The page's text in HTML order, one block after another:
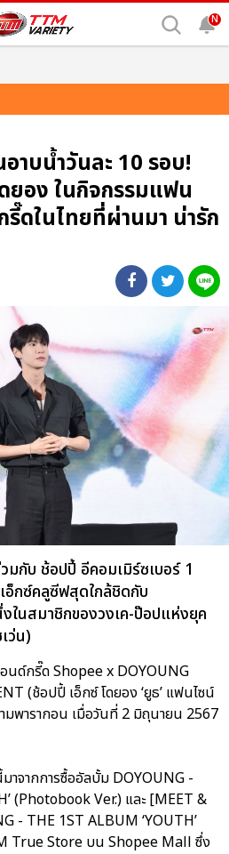
N
าบน้ำวันละ 10 รอบ!
ยอง ในกิจกรรมแฟน
ดในไทยที่ผ่านมา น่ารัก
มกับ ช้อปปี้ อีคอมเมิร์ซเบอร์ 1
อ็กซ์คลูซีฟสุดใกล้ชิดกับ
ในสมาชิกของวงเค-ป๊อปแห่งยุค
ว่น)
นด์กรี๊ด Shopee x DOYOUNG
(ช้อปปี้ เอ็กซ์ โดยอง ‘ยูธ’ แฟนไซน์
พารากอน เมื่อวันที่ 2 มิถุนายน 2567
จากการซื้ออัลบั้ม DOYOUNG -
(Photobook Ver.) และ [MEET &
- THE 1ST ALBUM ‘YOUTH’
True Store บน Shopee Mall ซึ่ง